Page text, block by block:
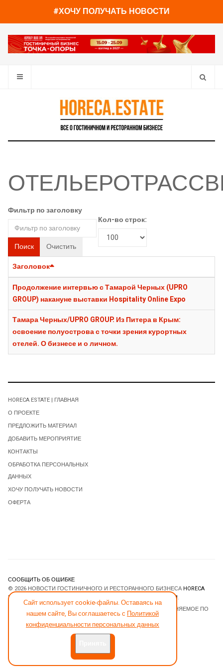
#ХОЧУ ПОЛУЧАТЬ НОВОСТИ
Фильтр по заголовку
Поиск Очистить
Кол-во строк:
Заголовок
Продолжение интервью с Тамарой Черных (UPRO
GROUP) накануне выставки Hospitality Online Expo
Тамара Черных/UPRO GROUP. Из Питера в Крым:
освоение полуострова с точки зрения курортных
отелей. О бизнесе и о личном.
Сайт использует cookie-файлы. Оставаясь на
нашем сайте, Вы соглашаетесь с Политикой
конфиденциальности персональных данных
HORECA ESTATE | ГЛАВНАЯ
О ПРОЕКТЕ
ПРЕДЛОЖИТЬ МАТЕРИАЛ
ДОБАВИТЬ МЕРОПРИЯТИЕ
КОНТАКТЫ
ОБРАБОТКА ПЕРСОНАЛЬНЫХ
ДАННЫХ
ХОЧУ ПОЛУЧАТЬ НОВОСТИ
ОФЕРТА
СООБЩИТЬ ОБ ОШИБКЕ
© 2026 НОВОСТИ ГОСТИНИЧНОГО И РЕСТОРАННОГО БИЗНЕСА HORECA
ESTATE
JOOMLART.COM.
- ПРОГРАММНОЕ ОБЕСПЕЧЕНИЕ, РАСПРОСТРАНЯЕМОЕ ПО
ЛИЦЕНЗИИGNU GENERAL PUBLIC LICENSE